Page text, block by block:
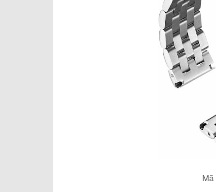
Mã